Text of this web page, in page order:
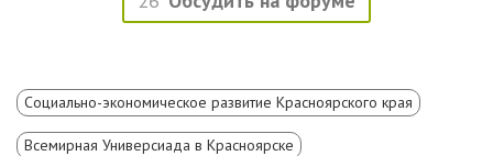
Социально-экономическое развитие Красноярского края
Всемирная Универсиада в Красноярске